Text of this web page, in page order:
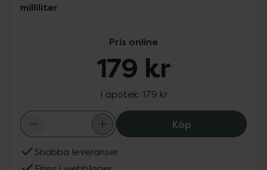
milliliter
Pris online
179 kr
I apotek: 179 kr
KöpChisan, 179 kr.
Snabba leveranser